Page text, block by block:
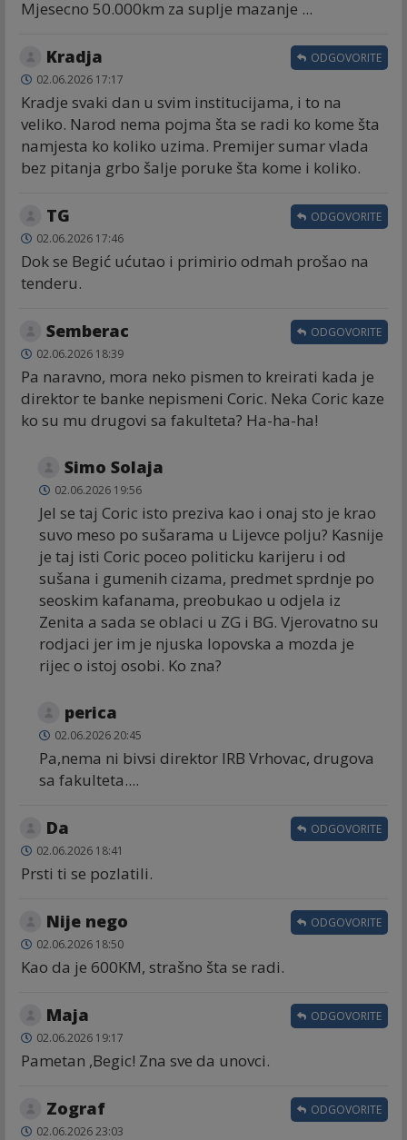
Mjesecno 50.000km za suplje mazanje ...
Kradja
02.06.2026 17:17
Kradje svaki dan u svim institucijama, i to na
veliko. Narod nema pojma šta se radi ko kome šta
namjesta ko koliko uzima. Premijer sumar vlada
bez pitanja grbo šalje poruke šta kome i koliko.
ODGOVORITE
TG
02.06.2026 17:46
Dok se Begić ućutao i primirio odmah prošao na
tenderu.
ODGOVORITE
Semberac
02.06.2026 18:39
Pa naravno, mora neko pismen to kreirati kada je
direktor te banke nepismeni Coric. Neka Coric kaze
ko su mu drugovi sa fakulteta? Ha-ha-ha!
ODGOVORITE
Simo Solaja
02.06.2026 19:56
Jel se taj Coric isto preziva kao i onaj sto je krao
suvo meso po sušarama u Lijevce polju? Kasnije
je taj isti Coric poceo politicku karijeru i od
sušana i gumenih cizama, predmet sprdnje po
seoskim kafanama, preobukao u odjela iz
Zenita a sada se oblaci u ZG i BG. Vjerovatno su
rodjaci jer im je njuska lopovska a mozda je
rijec o istoj osobi. Ko zna?
perica
02.06.2026 20:45
Pa,nema ni bivsi direktor IRB Vrhovac, drugova
sa fakulteta....
Da
02.06.2026 18:41
Prsti ti se pozlatili.
ODGOVORITE
Nije nego
02.06.2026 18:50
Kao da je 600KM, strašno šta se radi.
ODGOVORITE
Maja
02.06.2026 19:17
Pametan ,Begic! Zna sve da unovci.
ODGOVORITE
Zograf
02.06.2026 23:03
ODGOVORITE